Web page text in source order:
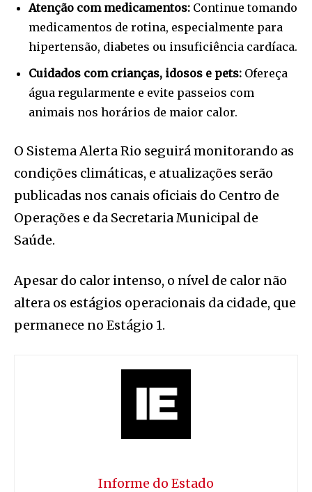
Atenção com medicamentos: Continue tomando
medicamentos de rotina, especialmente para
hipertensão, diabetes ou insuficiência cardíaca.
Cuidados com crianças, idosos e pets: Ofereça
água regularmente e evite passeios com
animais nos horários de maior calor.
O Sistema Alerta Rio seguirá monitorando as
condições climáticas, e atualizações serão
publicadas nos canais oficiais do Centro de
Operações e da Secretaria Municipal de
Saúde.
Apesar do calor intenso, o nível de calor não
altera os estágios operacionais da cidade, que
permanece no Estágio 1.
Informe do Estado